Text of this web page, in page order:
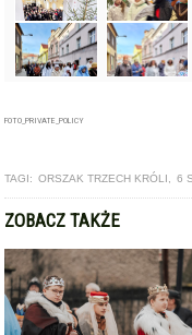
FOTO_PRIVATE_POLICY
TAGI: ORSZAK TRZECH KRÓLI , 6
ZOBACZ TAKŻE